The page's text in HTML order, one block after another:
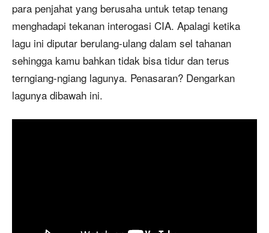
para penjahat yang berusaha untuk tetap tenang
menghadapi tekanan interogasi CIA. Apalagi ketika
lagu ini diputar berulang-ulang dalam sel tahanan
sehingga kamu bahkan tidak bisa tidur dan terus
terngiang-ngiang lagunya. Penasaran? Dengarkan
lagunya dibawah ini.